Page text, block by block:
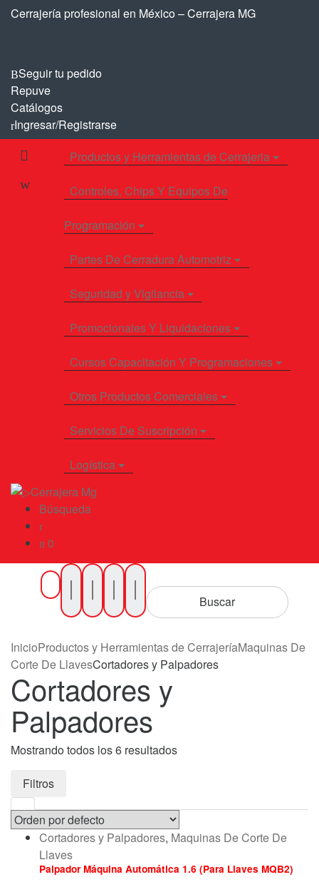
Saltar
Saltar
Cerrajería profesional en México – Cerrajera MG
Seguir tu pedido
Repuve
Catálogos
Ingresar/Registrarse
Productos y Herramientas de Cerrajeria
Controles, Chips Y Equipos De
Programación
Partes De Cerradura Automotriz
Seguridad y Vigilancia
Promocionales Y Liquidaciones
Cursos Capacitación Y Programaciones
Otros Productos Comerciales
Servicios De Suscripción
Logística
Búsqueda
0
Buscar
por
Productos
Buscar
InicioProductos y Herramientas de CerrajeríaMaquinas De
Corte De LlavesCortadores y Palpadores
Cortadores y
Palpadores
Mostrando todos los 6 resultados
Filtros
Cortadores y Palpadores, Maquinas De Corte De
Llaves
Palpador Máquina Automática 1.6 (Para Llaves MQB2)